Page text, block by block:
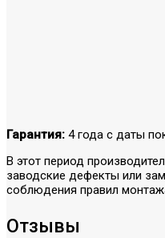
Гарантия: 4 года с даты
В этот период
заводские дефекты или
соблюдения правил
Отзывы